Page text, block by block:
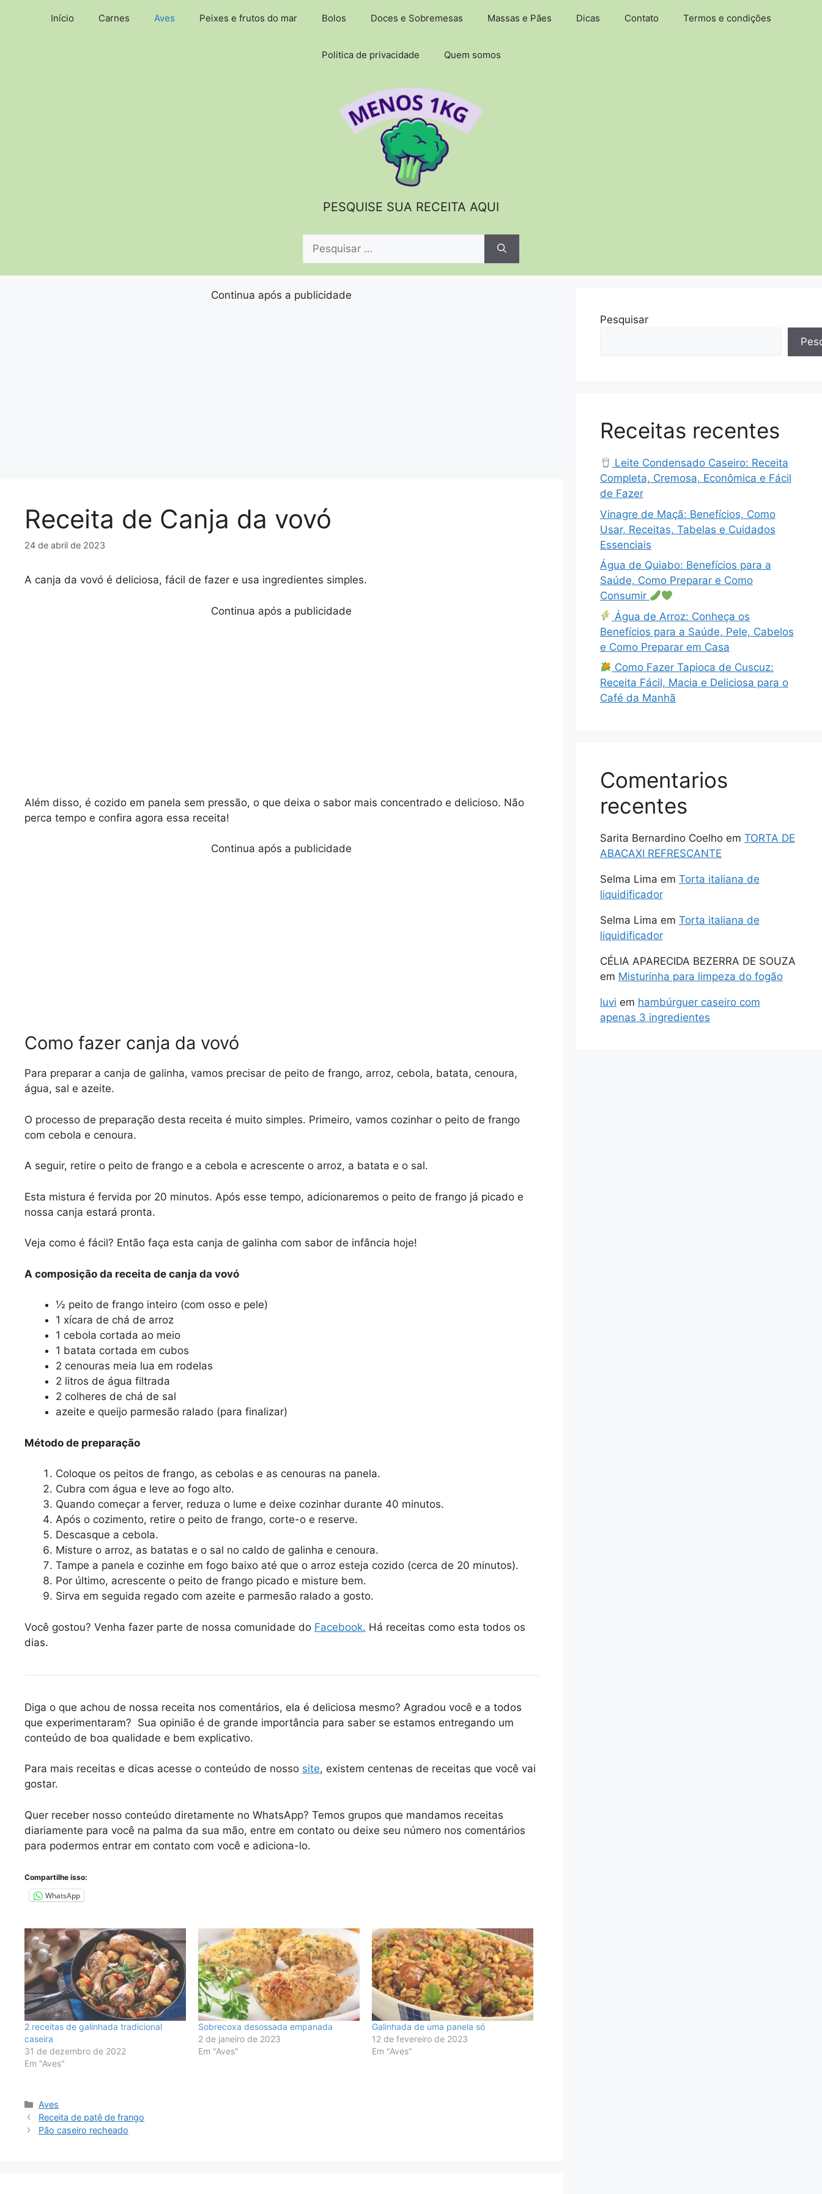
Início Carnes Aves Peixes e frutos do mar Bolos Doces e Sobremesas Massas e Pães Dicas Contato Termos e condições
Politica de privacidade Quem somos
PESQUISE SUA RECEITA AQUI
Pesquisar
Continua após a publicidade
Receita de Canja da vovó
24 de abril de 2023
A canja da vovó é deliciosa, fácil de fazer e usa ingredientes simples.
Continua após a publicidade
Além disso, é cozido em panela sem pressão, o que deixa o sabor mais concentrado e delicioso. Não
perca tempo e confira agora essa receita!
Continua após a publicidade
Como fazer canja da vovó
Para preparar a canja de galinha, vamos precisar de peito de frango, arroz, cebola, batata, cenoura,
água, sal e azeite.
O processo de preparação desta receita é muito simples. Primeiro, vamos cozinhar o peito de frango
com cebola e cenoura.
A seguir, retire o peito de frango e a cebola e acrescente o arroz, a batata e o sal.
Esta mistura é fervida por 20 minutos. Após esse tempo, adicionaremos o peito de frango já picado e
nossa canja estará pronta.
Veja como é fácil? Então faça esta canja de galinha com sabor de infância hoje!
A composição da receita de canja da vovó
½ peito de frango inteiro (com osso e pele)
1 xícara de chá de arroz
1 cebola cortada ao meio
1 batata cortada em cubos
2 cenouras meia lua em rodelas
2 litros de água filtrada
2 colheres de chá de sal
azeite e queijo parmesão ralado (para finalizar)
Método de preparação
Coloque os peitos de frango, as cebolas e as cenouras na panela.
Cubra com água e leve ao fogo alto.
Quando começar a ferver, reduza o lume e deixe cozinhar durante 40 minutos.
Após o cozimento, retire o peito de frango, corte-o e reserve.
Descasque a cebola.
Misture o arroz, as batatas e o sal no caldo de galinha e cenoura.
Tampe a panela e cozinhe em fogo baixo até que o arroz esteja cozido (cerca de 20 minutos).
Por último, acrescente o peito de frango picado e misture bem.
Sirva em seguida regado com azeite e parmesão ralado a gosto.
Você gostou? Venha fazer parte de nossa comunidade do Facebook. Há receitas como esta todos os
dias.
Diga o que achou de nossa receita nos comentários, ela é deliciosa mesmo? Agradou você e a todos
que experimentaram? Sua opinião é de grande importância para saber se estamos entregando um
conteúdo de boa qualidade e bem explicativo.
Para mais receitas e dicas acesse o conteúdo de nosso site, existem centenas de receitas que você vai
gostar.
Quer receber nosso conteúdo diretamente no WhatsApp? Temos grupos que mandamos receitas
diariamente para você na palma da sua mão, entre em contato ou deixe seu número nos comentários
para podermos entrar em contato com você e adiciona-lo.
Compartilhe isso:
WhatsApp
2 receitas de galinhada tradicional
caseira
31 de dezembro de 2022
Em "Aves"
Sobrecoxa desossada empanada
2 de janeiro de 2023
Em "Aves"
Galinhada de uma panela só
12 de fevereiro de 2023
Em "Aves"
Categorias
Aves
Receita de patê de frango
Pão caseiro recheado
Pesquisar
Receitas recentes
Leite Condensado Caseiro: Receita
Completa, Cremosa, Econômica e Fácil
de Fazer
Vinagre de Maçã: Benefícios, Como
Usar, Receitas, Tabelas e Cuidados
Essenciais
Água de Quiabo: Benefícios para a
Saúde, Como Preparar e Como
Consumir
Água de Arroz: Conheça os
Benefícios para a Saúde, Pele, Cabelos
e Como Preparar em Casa
Como Fazer Tapioca de Cuscuz:
Receita Fácil, Macia e Deliciosa para o
Café da Manhã
Comentarios
recentes
Sarita Bernardino Coelhoem TORTA DE
ABACAXI REFRESCANTE
Selma Lima em Torta italiana de
liquidificador
Selma Lima em Torta italiana de
liquidificador
CÉLIA APARECIDA BEZERRA DE SOUZA
em Misturinha para limpeza do fogão
luvi em hambúrguer caseiro com
apenas 3 ingredientes